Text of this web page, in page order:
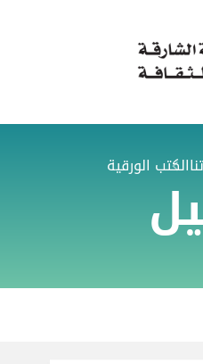
الكتب الورقية